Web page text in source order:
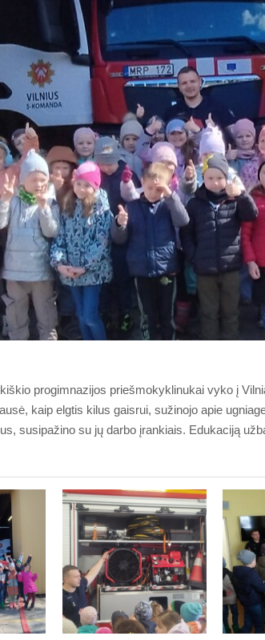
progimnazijos priešmokyklinukai vyko į
kaip elgtis kilus gaisrui, sužinojo apie
susipažino su jų darbo įrankiais. Edukaciją